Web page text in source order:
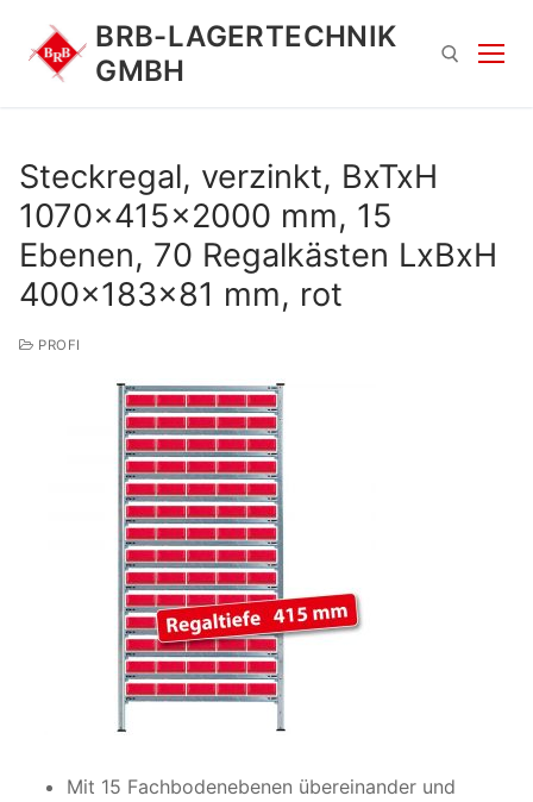
Inhalt
springen
BRB-LAGERTECHNIK
GMBH
Suchen
Steckregal, verzinkt, BxTxH
1070x415x2000 mm, 15
Ebenen, 70 Regalkästen LxBxH
400x183x81 mm, rot
PROFI
Mit 15 Fachbodenebenen übereinander und